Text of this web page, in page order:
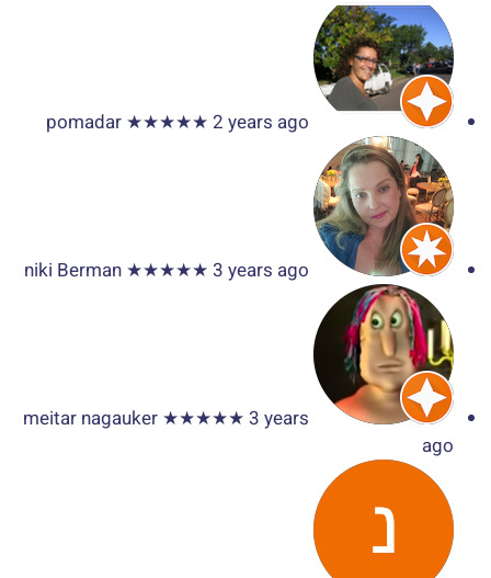
pomadar ★★★★★ 2 years ago
niki Berman ★★★★★ 3 years ago
meitar nagauker ★★★★★ 3 years
ago